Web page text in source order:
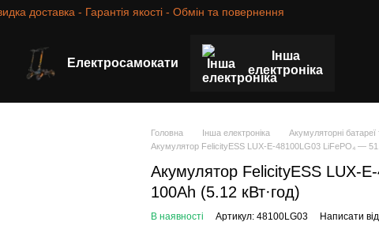
доставка - Гарантія якості - Обмін та повернення
Електросамокати
Інша
електроніка
Головна Інша електроніка
Акумуляторні
Акумулятор FelicityESS LUX-E-48100LG03 LiFePO₄ —
Акумулятор FelicityESS LUX-
100Ah (5.12 кВт·год)
В наявності Артикул: 48100LG03 Написати